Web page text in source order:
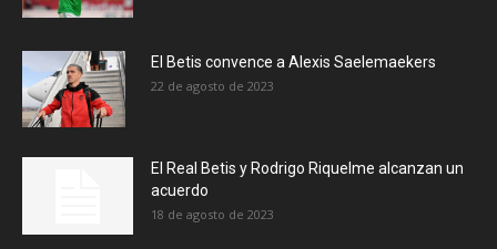
El Betis convence a Alexis Saelemaekers
22 de agosto de 2023
El Real Betis y Rodrigo Riquelme alcanzan un
acuerdo
18 de agosto de 2023